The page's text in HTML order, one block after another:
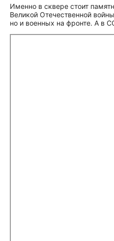
Именно в сквере стоит
Великой Отечественной
но и военных на фронте. А в